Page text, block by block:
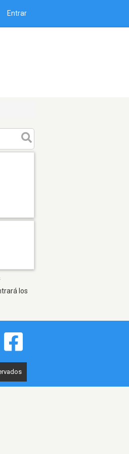
Entrar
los